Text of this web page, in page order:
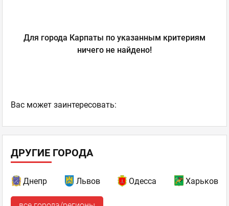
Для города Карпаты по указанным критериям
ничего не найдено!
Ваc может заинтересовать:
ДРУГИЕ ГОРОДА
Днепр Львов Одесса Харьков